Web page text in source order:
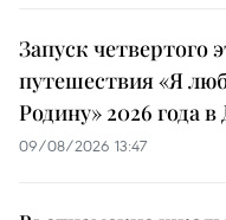
Запуск четвертого
путешествия «Я
Родину» 2026 года
09/08/2026 13:47